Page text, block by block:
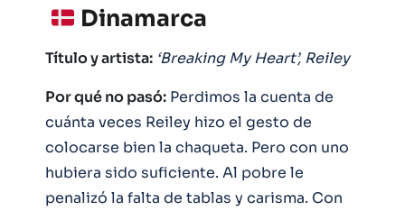
Dinamarca
Título y artista: ‘Breaking My Heart’, Reiley
Por qué no pasó: Perdimos la cuenta de
cuánta veces Reiley hizo el gesto de
colocarse bien la chaqueta. Pero con uno
hubiera sido suficiente. Al pobre le
penalizó la falta de tablas y carisma. Con